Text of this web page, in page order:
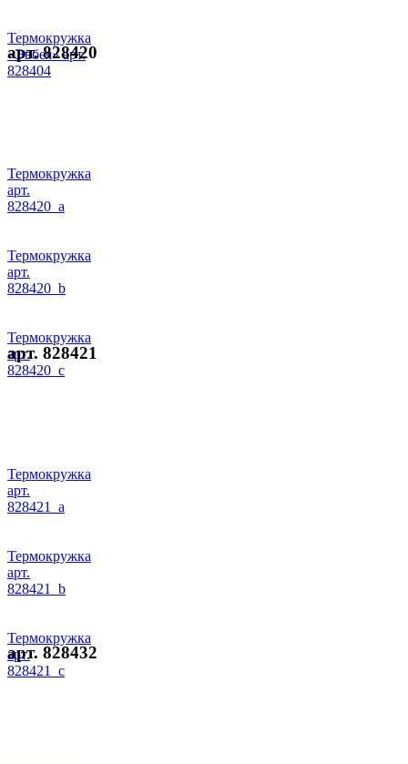
Термокружка
«Эвбея» арт.
828404
арт. 828420
Термокружка
арт.
828420_a
Термокружка
арт.
828420_b
Термокружка
арт.
828420_c
арт. 828421
Термокружка
арт.
828421_a
Термокружка
арт.
828421_b
Термокружка
арт.
828421_c
арт. 828432